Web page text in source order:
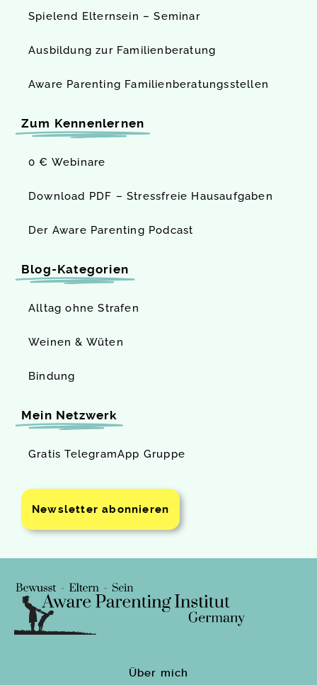
Spielend Elternsein – Seminar
Ausbildung zur Familienberatung
Aware Parenting Familien­beratungs­stellen
Zum Kennenlernen
0 € Webinare
Download PDF – Stressfreie Hausaufgaben
Der Aware Parenting Podcast
Blog-Kategorien
Alltag ohne Strafen
Weinen & Wüten
Bindung
Mein Netzwerk
Gratis TelegramApp Gruppe
Newsletter abonnieren
Über mich